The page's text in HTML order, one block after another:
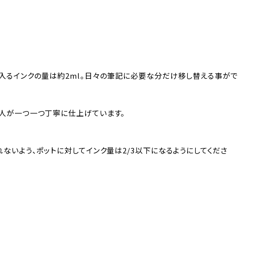
るインクの量は約2ml。日々の筆記に必要な分だけ移し替える事がで
が一つ一つ丁寧に仕上げています。
いよう、ポットに対してインク量は2/3以下になるようにしてくださ